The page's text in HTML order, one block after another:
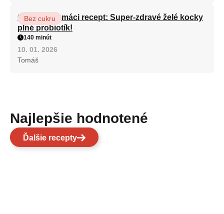
Overený domáci recept: Super-zdravé želé kocky
plné probiotík!
Bez cukru
140 minút
10. 01. 2026
Tomáš
Najlepšie hodnotené
Ďalšie recepty